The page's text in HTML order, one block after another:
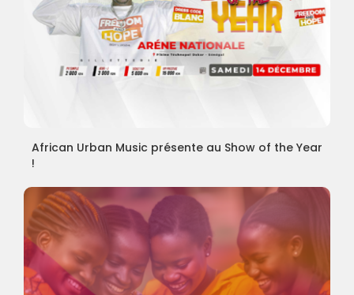
African Urban Music présente au Show of the Year
!